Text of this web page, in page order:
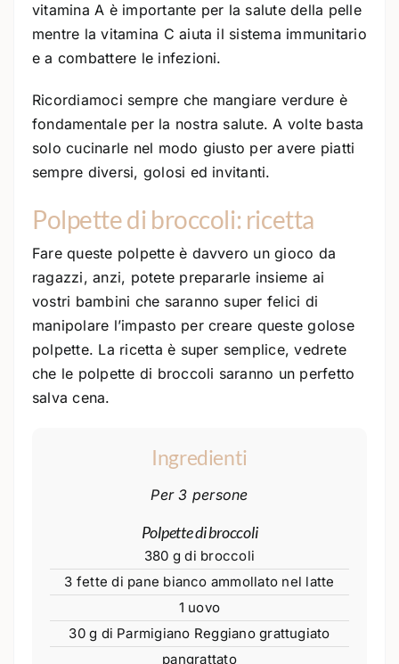
vitamina A è importante per la salute della pelle
mentre la vitamina C aiuta il sistema immunitario
e a combattere le infezioni.
Ricordiamoci sempre che mangiare verdure è
fondamentale per la nostra salute. A volte basta
solo cucinarle nel modo giusto per avere piatti
sempre diversi, golosi ed invitanti.
Polpette di broccoli: ricetta
Fare queste polpette è davvero un gioco da
ragazzi, anzi, potete prepararle insieme ai
vostri bambini che saranno super felici di
manipolare l’impasto per creare queste golose
polpette. La ricetta è super semplice, vedrete
che le polpette di broccoli saranno un perfetto
salva cena.
Ingredienti
Per 3 persone
Polpette di broccoli
380 g di broccoli
3 fette di pane bianco ammollato nel latte
1 uovo
30 g di Parmigiano Reggiano grattugiato
pangrattato